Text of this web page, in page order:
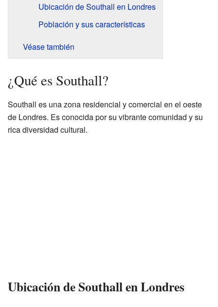
Ubicación de Southall en Londres
Población y sus características
Véase también
¿Qué es Southall?
Southall es una zona residencial y comercial en el oeste
de Londres. Es conocida por su vibrante comunidad y su
rica diversidad cultural.
Ubicación de Southall en Londres